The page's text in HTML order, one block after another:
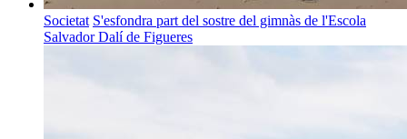
Societat S'esfondra part del sostre del gimnàs de l'Escola
Salvador Dalí de Figueres